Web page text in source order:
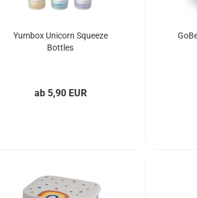
Yumbox Unicorn Squeeze
Bottles
ab 5,90 EUR